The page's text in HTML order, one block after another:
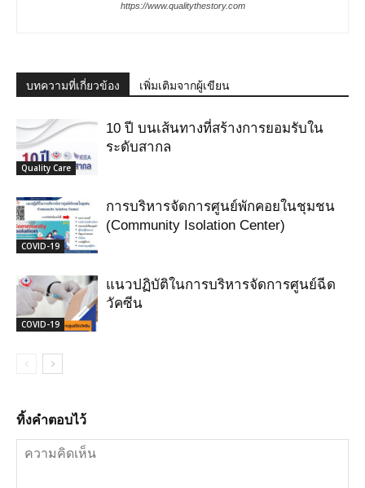
https://www.qualitythestory.com
บทความที่เกี่ยวข้อง เพิ่มเติมจากผู้เขียน
Quality Care
10 ปี บนเส้นทางที่สร้างการยอมรับใน
ระดับสากล
COVID-19
การบริหารจัดการศูนย์พักคอยในชุมชน
(Community Isolation Center)
COVID-19
แนวปฏิบัติในการบริหารจัดการศูนย์ฉีด
วัคซีน
ทิ้งคำตอบไว้